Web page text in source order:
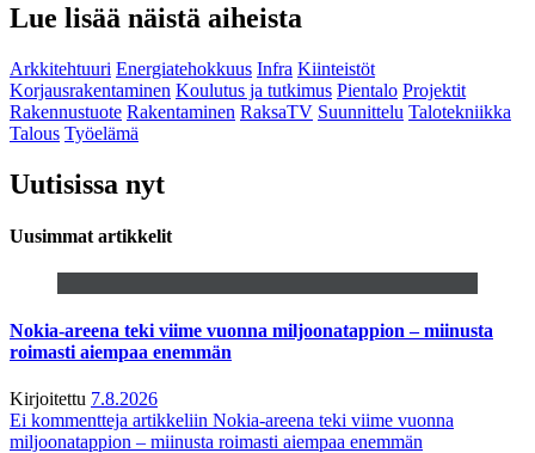
Lue lisää näistä aiheista
Arkkitehtuuri Energiatehokkuus Infra Kiinteistöt
Korjausrakentaminen Koulutus ja tutkimus Pientalo Projektit
Rakennustuote Rakentaminen RaksaTV Suunnittelu Talotekniikka
Talous Työelämä
Uutisissa nyt
Uusimmat artikkelit
Nokia-areena teki viime vuonna miljoonatappion – miinusta
roimasti aiempaa enemmän
Kirjoitettu 7.8.2026
Ei kommentteja artikkeliin Nokia-areena teki viime vuonna
miljoonatappion – miinusta roimasti aiempaa enemmän